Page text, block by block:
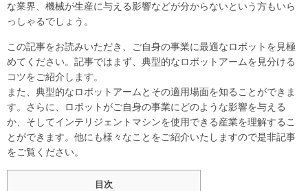
な業界、機械が生産に与える影響などが分からないという方もいら
っしゃるでしょう。
この記事をお読みいただき、ご自身の事業に最適なロボットを見極
めてください。記事ではまず、典型的なロボットアームを見分ける
コツをご紹介します。
また、典型的なロボットアームとその適用場面を知ることができま
す。さらに、ロボットがご自身の事業にどのような影響を与える
か、そしてインテリジェントマシンを使用できる産業を理解するこ
とができます。他にも様々なことをご紹介いたしますので是非記事
をご覧ください。
目次